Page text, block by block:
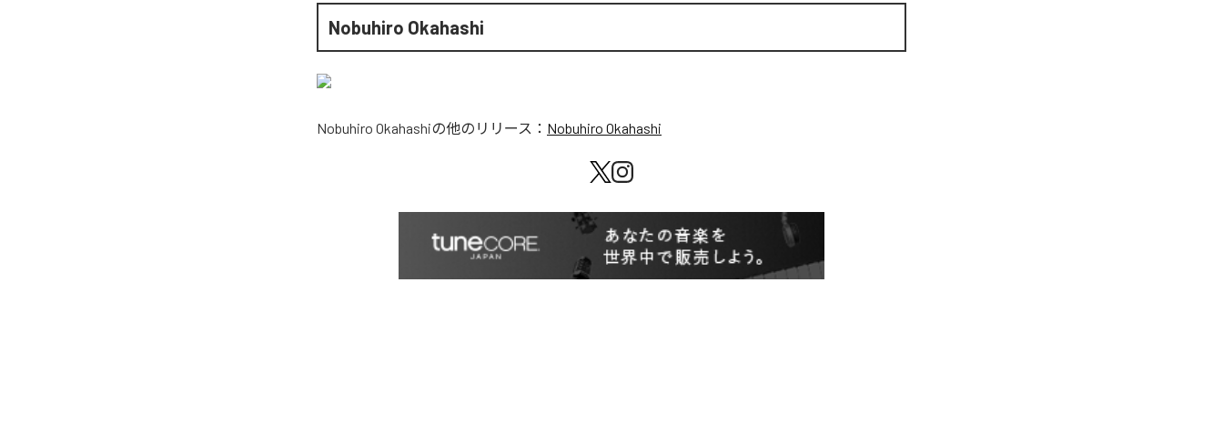
Nobuhiro Okahashi
Nobuhiro Okahashiの他のリリース： Nobuhiro Okahashi